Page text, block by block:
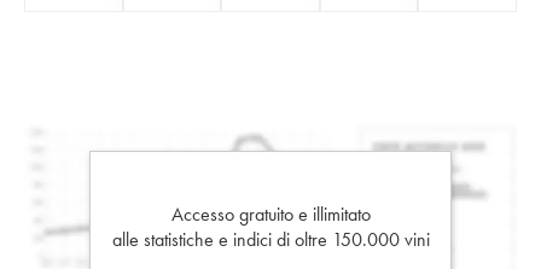
Accesso gratuito e illimitato
alle statistiche e indici di oltre 150.000 vini